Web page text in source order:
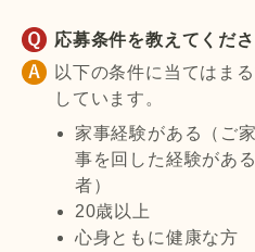
応募条件を教えてくだ
以下の条件に当てはま
しています。
家事経験がある（ご
事を回した経験があ
者）
20歳以上
心身ともに健康な方